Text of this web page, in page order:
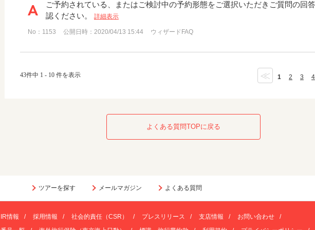
ご予約されている、またはご検討中の予約形態をご選択いただきご質問の回
認ください。
詳細表示
No：1153 公開日時：2020/04/13 15:44 ウィザードFAQ
43件中 1 - 10 件を表示 ≪ 1 2 3 4
よくある質問TOPに戻る
ツアーを探す メールマガジン よくある質問
IR情報 採用情報 社会的責任（CSR） プレスリリース 支店情報
お問い合わせ